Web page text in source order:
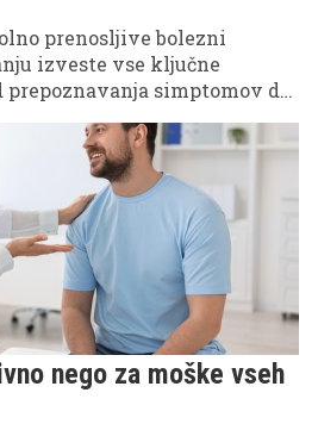
prenosljive bolezni
izveste vse ključne
prepoznavanja simptomov do
tveganja. Naučite se, kako
odgovorne odločitve za
Vaše zdravje je na
nego za moške vseh